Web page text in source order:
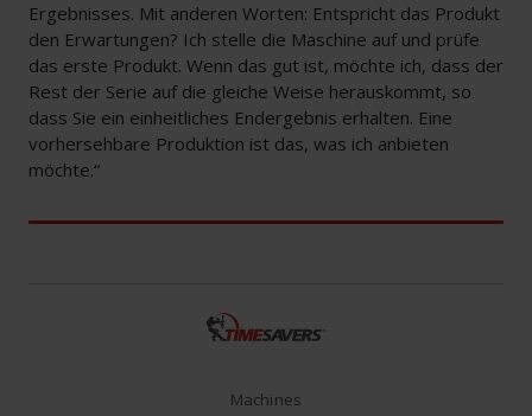
Ergebnisses. Mit anderen Worten: Entspricht das Produkt
den Erwartungen? Ich stelle die Maschine auf und prüfe
das erste Produkt. Wenn das gut ist, möchte ich, dass der
Rest der Serie auf die gleiche Weise herauskommt, so
dass Sie ein einheitliches Endergebnis erhalten. Eine
vorhersehbare Produktion ist das, was ich anbieten
möchte.“
Machines